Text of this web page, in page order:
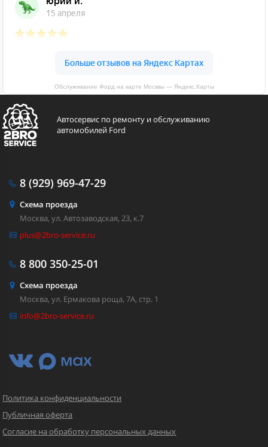
Обслуживание Форд на карте Москвы — Яндекс.Карты
Автосервис по ремонту и обслуживанию
автомобилей Ford
8 (929) 969-47-29
Схема проезда
Москва, ул. Автозаводская, 23, к.7
plus@2bro-service.ru
8 800 350-25-01
Схема проезда
Москва, ул. Ермакова роща, 7А, стр. 1
info@2bro-service.ru
Политика конфиденциальности
Публичная оферта
Согласие на обработку персональных данных